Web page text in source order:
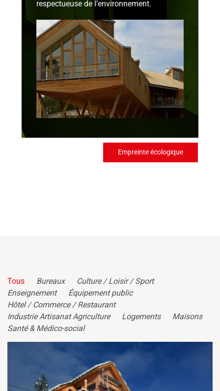
respectueuse de l’environnement.
Empreinte écologique
Tous Bureaux
Culture / Loisir / Sport
Enseignement
Équipement public
Hôtel / Commerce / Restaurant
Industrie Artisanat Agriculture
Logements
Maisons
Santé & Médico-social